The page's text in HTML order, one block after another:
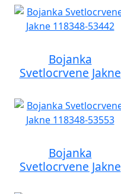
Bojanka
Svetlocrvene Jakne
Bojanka
Svetlocrvene Jakne